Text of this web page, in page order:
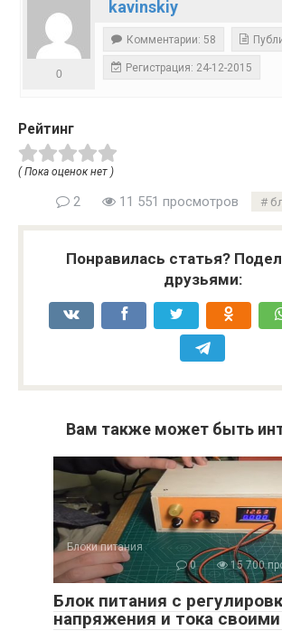
kavinskiy
0
Комментарии: 58
Регистрация: 24-12-2015
Рейтинг
( Пока оценок нет )
2 11 551 просмотров
Понравилась статья?
друзьями:
Вам также может быть
Блоки питания
0
15 700
Блок питания с
напряжения и тока